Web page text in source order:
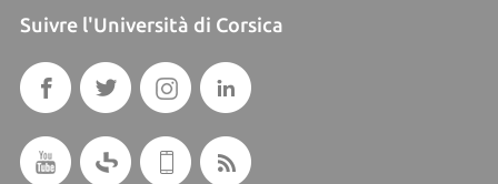
Suivre l'Università di Corsica